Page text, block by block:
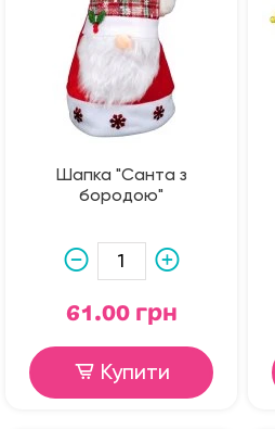
Шапка "Санта з
бородою"
61.00 грн
Купити